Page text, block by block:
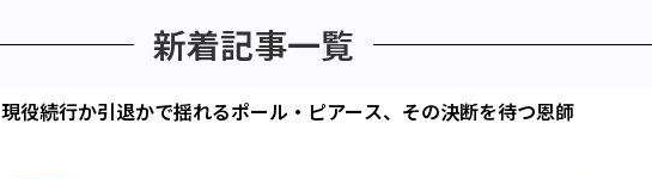
新着記事一覧
現役続行か引退かで揺れるポール・ピアース、その決断を待つ恩師